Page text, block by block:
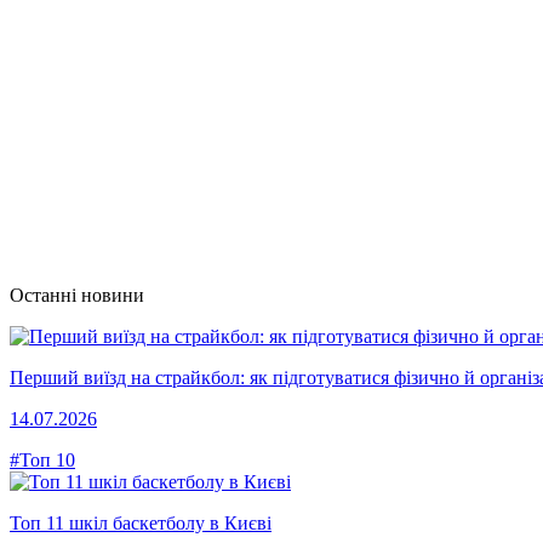
Останні новини
Перший виїзд на страйкбол: як підготуватися фізично й
14.07.2026
#Топ 10
Топ 11 шкіл баскетболу в Києві